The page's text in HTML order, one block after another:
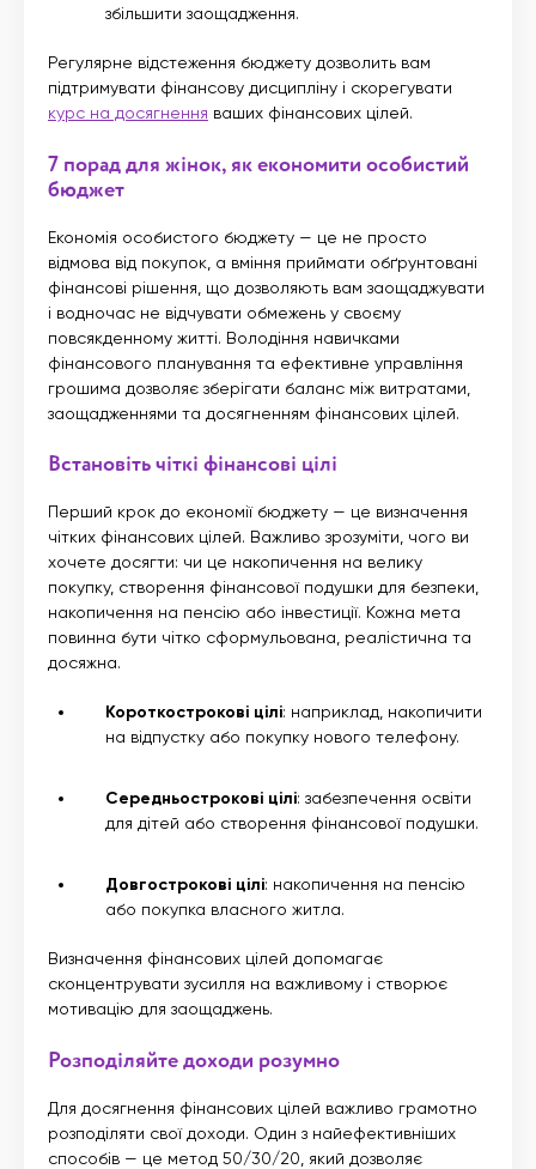
збільшити заощадження.
Регулярне відстеження бюджету дозволить вам
підтримувати фінансову дисципліну і скорегувати
курс на досягнення ваших фінансових цілей.
7 порад для жінок, як економити особистий
бюджет
Економія особистого бюджету — це не просто
відмова від покупок, а вміння приймати обґрунтовані
фінансові рішення, що дозволяють вам заощаджувати
і водночас не відчувати обмежень у своєму
повсякденному житті. Володіння навичками
фінансового планування та ефективне управління
грошима дозволяє зберігати баланс між витратами,
заощадженнями та досягненням фінансових цілей.
Встановіть чіткі фінансові цілі
Перший крок до економії бюджету — це визначення
чітких фінансових цілей. Важливо зрозуміти, чого ви
хочете досягти: чи це накопичення на велику
покупку, створення фінансової подушки для безпеки,
накопичення на пенсію або інвестиції. Кожна мета
повинна бути чітко сформульована, реалістична та
досяжна.
Короткострокові цілі: наприклад, накопичити
на відпустку або покупку нового телефону.
Середньострокові цілі: забезпечення освіти
для дітей або створення фінансової подушки.
Довгострокові цілі: накопичення на пенсію
або покупка власного житла.
Визначення фінансових цілей допомагає
сконцентрувати зусилля на важливому і створює
мотивацію для заощаджень.
Розподіляйте доходи розумно
Для досягнення фінансових цілей важливо грамотно
розподіляти свої доходи. Один з найефективніших
способів — це метод 50/30/20, який дозволяє